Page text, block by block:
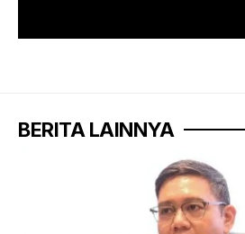
BERITA LAINNYA